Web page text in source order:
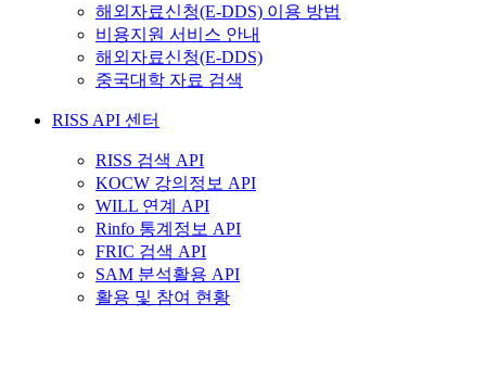
해외자료신청(E-DDS) 이용 방법
비용지원 서비스 안내
해외자료신청(E-DDS)
중국대학 자료 검색
RISS API 센터
RISS 검색 API
KOCW 강의정보 API
WILL 연계 API
Rinfo 통계정보 API
FRIC 검색 API
SAM 분석활용 API
활용 및 참여 현황